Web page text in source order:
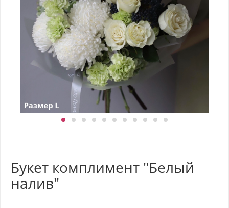
Букет комплимент "Белый
налив"